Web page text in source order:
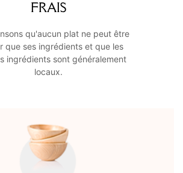
FRAIS
qu'aucun plat ne peut être
que ses ingrédients et que les
ingrédients sont généralement
locaux.